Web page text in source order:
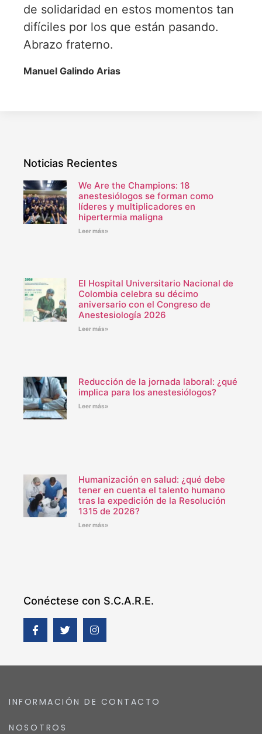
de solidaridad en estos momentos tan
difíciles por los que están pasando.
Abrazo fraterno.
Manuel Galindo Arias
Noticias Recientes
We Are the Champions: 18
anestesiólogos se forman como
líderes y multiplicadores en
hipertermia maligna
Leer más»
El Hospital Universitario Nacional de
Colombia celebra su décimo
aniversario con el Congreso de
Anestesiología 2026
Leer más»
Reducción de la jornada laboral: ¿qué
implica para los anestesiólogos?
Leer más»
Humanización en salud: ¿qué debe
tener en cuenta el talento humano
tras la expedición de la Resolución
1315 de 2026?
Leer más»
Conéctese con S.C.A.R.E.
INFORMACIÓN DE CONTACTO
NOSOTROS